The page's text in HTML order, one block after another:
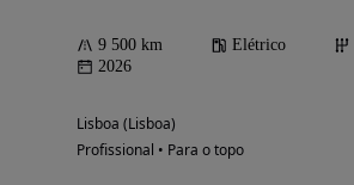
9 500 km Elétrico
2026
Lisboa (Lisboa)
Profissional • Para o topo